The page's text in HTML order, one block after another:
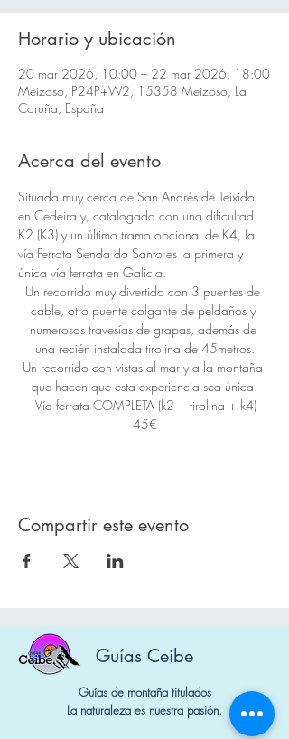
Horario y ubicación
20 mar 2026, 10:00 – 22 mar 2026, 18:00
Meizoso, P24P+W2, 15358 Meizoso, La
Coruña, España
Acerca del evento
Situada muy cerca de San Andrés de Teixido
en Cedeira y, catalogada con una dificultad
K2 (K3) y un último tramo opcional de K4, la
vía Ferrata Senda do Santo es la primera y
única vía ferrata en Galicia.
Un recorrido muy divertido con 3 puentes de
cable, otro puente colgante de peldaños y
numerosas travesías de grapas, además de
una recién instalada tirolina de 45metros.
Un recorrido con vistas al mar y a la montaña
que hacen que esta experiencia sea única.
Vía ferrata COMPLETA (k2 + tirolina + k4)
45€
Compartir este evento
Guías Ceibe
Guías de montaña titulados
La naturaleza es nuestra pasión.